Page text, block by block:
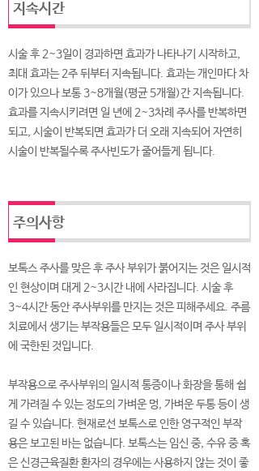
지속시간
시술 후 2~3일이 경과하면 효과가 나타나기 시작하고,
최대 효과는 2주 뒤부터 지속됩니다. 효과는 개인마다 차
이가 있으나 보통 3~8개월(평균 5개월)간 지속됩니다.
효과를 지속시키려면 일 년에 2~3차례 주사를 반복하면
되고, 시술이 반복되면 효과가 더 오래 지속되어 자연히
시술이 반복될수록 주사빈도가 줄어들게 됩니다.
주의사항
보톡스 주사를 맞은 후 주사 부위가 붉어지는 것은 일시적
인 현상이며 대게 2~3시간 내에 사라집니다. 시술 후
3~4시간 동안 주사부위를 만지는 것은 피해주세요. 주름
치료에서 생기는 부작용들은 모두 일시적이며 주사 부위
에 국한된 것입니다.
부작용으로 주사부위의 일시적 통증이나 화장을 통해 쉽
게 가려질 수 있는 정도의 가벼운 멍, 가벼운 두통 등이 생
길 수 있습니다. 현재로선 보톡스로 인한 영구적인 부작
용은 보고된 바는 없습니다. 보톡스는 임신 중, 수유 중 혹
은 신경근육질환 환자의 경우에는 사용하지 않는 것이 좋